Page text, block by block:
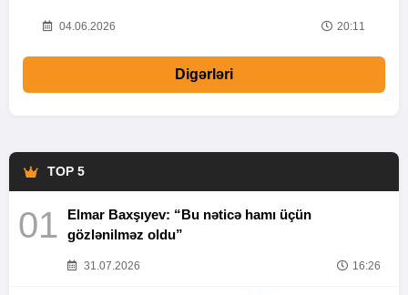
04.06.2026 20:11
Digərləri
TOP 5
01
Elmar Baxşıyev: “Bu nəticə hamı üçün
gözlənilməz oldu”
31.07.2026 16:26